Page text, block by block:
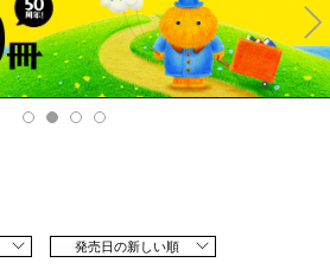
Ne
xt
発売日の新しい順